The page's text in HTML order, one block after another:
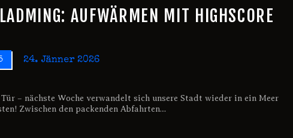
AUFWÄRMEN MIT HIGHSCORE
24. Jänner 2026
– nächste Woche verwandelt sich unsere Stadt wieder in ein Meer
Zwischen den packenden Abfahrten…